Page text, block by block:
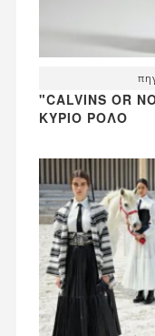
"CALVINS OR
ΚΎΡΙΟ ΡΌΛΟ